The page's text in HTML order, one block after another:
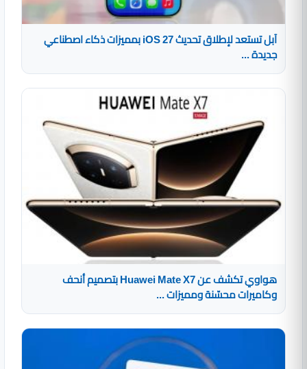
آبل تستعد لإطلاق تحديث iOS 27 بمميزات ذكاء اصطناعي
جديدة ...
هواوي تكشف عن Huawei Mate X7 بتصميم أنحف
وكاميرات محسّنة ومميزات ...